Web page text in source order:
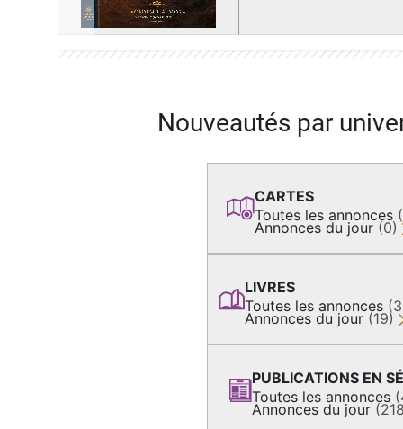
Nouveautés par
CARTES
Toutes les annonces
Annonces du jour (0)
LIVRES
Toutes les annonces
Annonces du jour (19)
PUBLICATIONS EN
Toutes les annonces
Annonces du jour